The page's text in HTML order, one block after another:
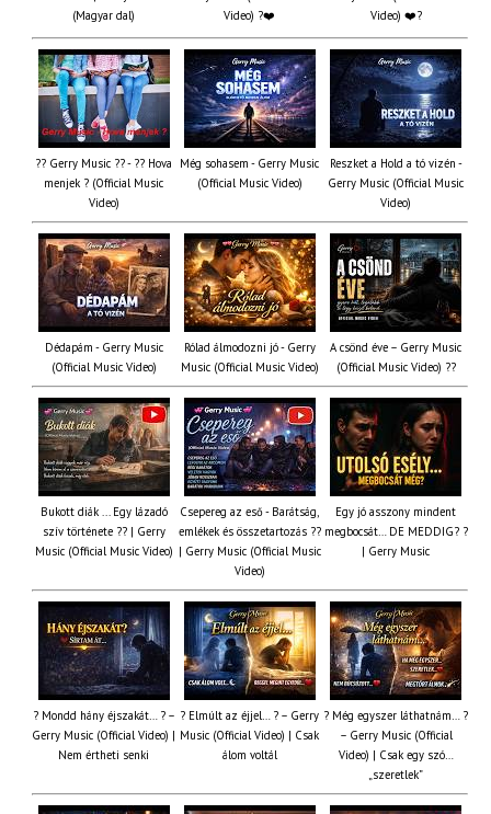
(Magyar dal)
Video) ?❤️
Video) ❤️?
?? Gerry Music ?? - ?? Hova
menjek ? (Official Music
Video)
Még sohasem - Gerry Music
(Official Music Video)
Reszket a Hold a tó vizén -
Gerry Music (Official Music
Video)
Dédapám - Gerry Music
(Official Music Video)
Rólad álmodozni jó - Gerry
Music (Official Music Video)
A csönd éve – Gerry Music
(Official Music Video) ??
Bukott diák ... Egy lázadó
szív története ?? | Gerry
Music (Official Music Video)
Csepereg az eső - Barátság,
emlékek és összetartozás ?️?
| Gerry Music (Official Music
Video)
Egy jó asszony mindent
megbocsát… DE MEDDIG? ?
| Gerry Music
? Mondd hány éjszakát… ? –
Gerry Music (Official Video) |
Nem értheti senki
? Elmúlt az éjjel… ? – Gerry
Music (Official Video) | Csak
álom voltál
? Még egyszer láthatnám… ?
– Gerry Music (Official
Video) | Csak egy szó…
„szeretlek”